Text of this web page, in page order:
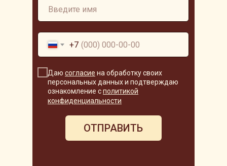
+7
Даю согласие на обработку своих
персональных данных и подтверждаю
ознакомление сполитикой
конфиденциальности
ОТПРАВИТЬ